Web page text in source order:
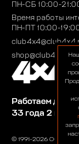
© 1991-2026 ООО
Работаем для
33 года 2
ПН-СБ 10:00-
Время работы
ПН-ПТ 10:00-
shop@club4x4.ru